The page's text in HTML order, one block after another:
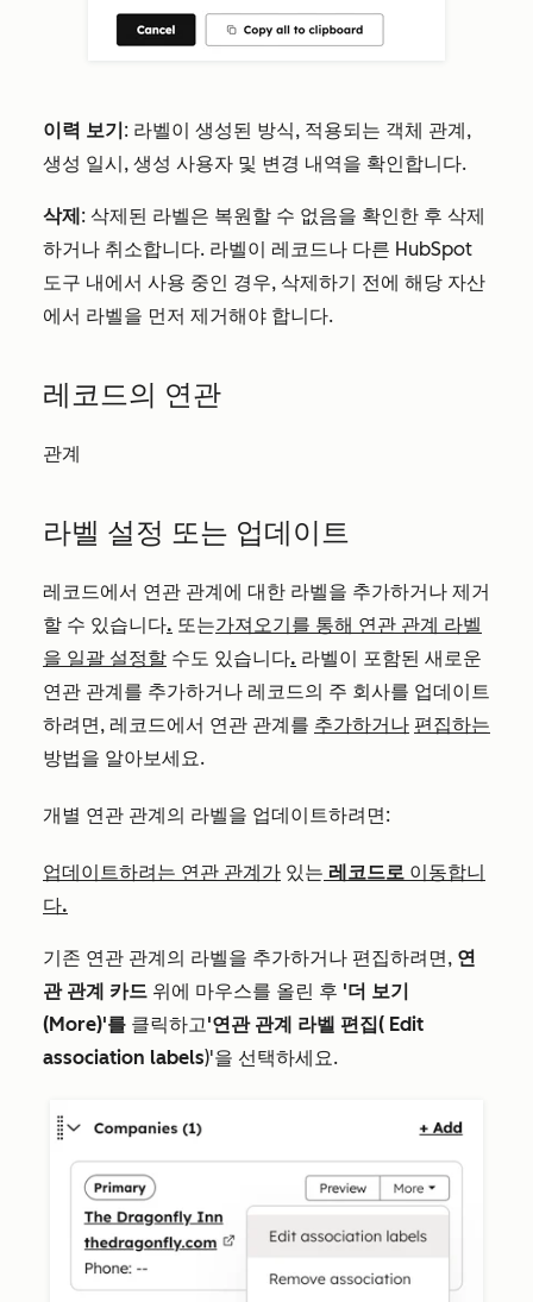
이력 보기: 라벨이 생성된 방식, 적용되는 객체 관계,
생성 일시, 생성 사용자 및 변경 내역을 확인합니다.
삭제: 삭제된 라벨은 복원할 수 없음을 확인한 후 삭제
하거나 취소합니다. 라벨이 레코드나 다른 HubSpot
도구 내에서 사용 중인 경우, 삭제하기 전에 해당 자산
에서 라벨을 먼저 제거해야 합니다.
레코드의 연관
관계
라벨 설정 또는 업데이트
레코드에서 연관 관계에 대한 라벨을 추가하거나 제거
할 수 있습니다. 또는가져오기를 통해 연관 관계 라벨
을 일괄 설정할 수도 있습니다. 라벨이 포함된 새로운
연관 관계를 추가하거나 레코드의 주 회사를 업데이트
하려면, 레코드에서 연관 관계를 추가하거나 편집하는
방법을 알아보세요.
개별 연관 관계의 라벨을 업데이트하려면:
업데이트하려는 연관 관계가 있는 레코드로 이동합니
다.
기존 연관 관계의 라벨을 추가하거나 편집하려면, 연
관 관계 카드 위에 마우스를 올린 후 '더 보기
(More)'를 클릭하고'연관 관계 라벨 편집( Edit
association labels)'을 선택하세요.